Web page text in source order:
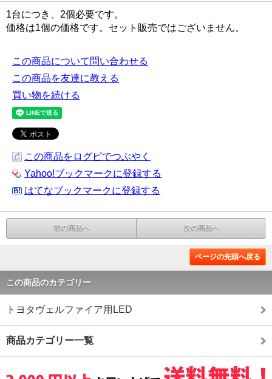
1台につき、2個必要です。
価格は1個の価格です。セット販売ではございません。
この商品について問い合わせる
この商品を友達に教える
買い物を続ける
この商品をログピでつぶやく
Yahoo!ブックマークに登録する
はてなブックマークに登録する
前の商品へ 次の商品へ
ページの先頭へ戻る
この商品のカテゴリー
トヨタヴェルファイア用LED
商品カテゴリー一覧